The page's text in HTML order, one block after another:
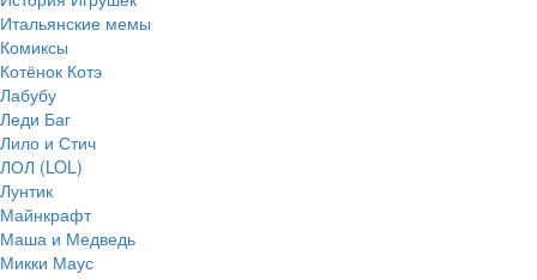
Итальянские мемы
Комиксы
Котёнок Котэ
Лабубу
Леди Баг
Лило и Стич
ЛОЛ (LOL)
Лунтик
Майнкрафт
Маша и Медведь
Микки Маус